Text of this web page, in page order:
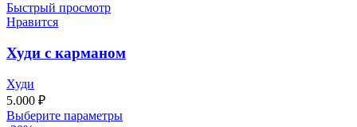
Быстрый просмотр
Нравится
Худи с карманом
Худи
5.000 ₽
Выберите параметры